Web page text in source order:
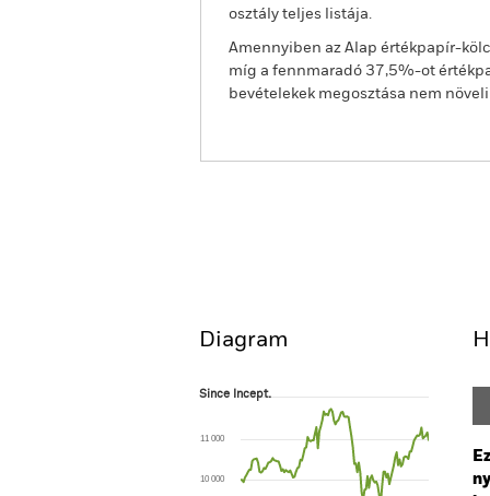
osztály teljes listája.
Amennyiben az Alap értékpapír-
míg a fennmaradó 37,5%-ot
bevételekek megosztása nem
Diagram
Since Incept.
Line chart with 130 data points.
The chart has 1 X axis displaying Time.
The chart has 1 Y axis displaying values.
Since Incept.
10 000
11 000